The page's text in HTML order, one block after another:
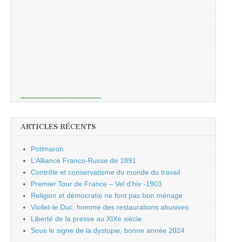
ARTICLES RÉCENTS
Potimaron
L’Alliance Franco-Russe de 1891
Contrôle et conservatisme du monde du travail
Premier Tour de France – Vel d’hiv -1903
Religion et démocratie ne font pas bon ménage
Viollet-le Duc, homme des restaurations abusives
Liberté de la presse au XIXe siècle
Sous le signe de la dystopie, bonne année 2024